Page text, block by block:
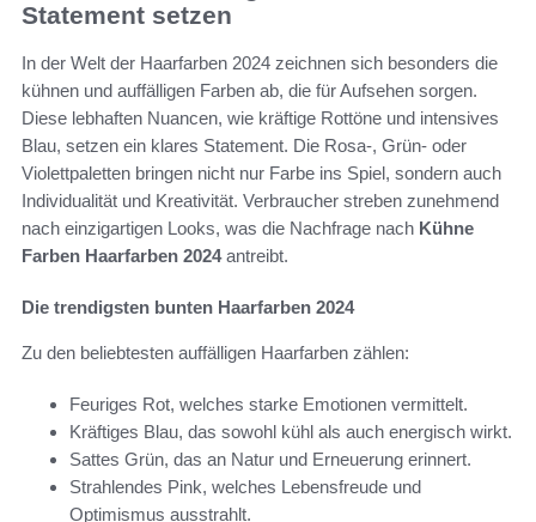
Statement setzen
In der Welt der Haarfarben 2024 zeichnen sich besonders die
kühnen und auffälligen Farben ab, die für Aufsehen sorgen.
Diese lebhaften Nuancen, wie kräftige Rottöne und intensives
Blau, setzen ein klares Statement. Die Rosa-, Grün- oder
Violettpaletten bringen nicht nur Farbe ins Spiel, sondern auch
Individualität und Kreativität. Verbraucher streben zunehmend
nach einzigartigen Looks, was die Nachfrage nach Kühne
Farben Haarfarben 2024antreibt.
Die trendigsten bunten Haarfarben 2024
Zu den beliebtesten auffälligen Haarfarben zählen:
Feuriges Rot, welches starke Emotionen vermittelt.
Kräftiges Blau, das sowohl kühl als auch energisch wirkt.
Sattes Grün, das an Natur und Erneuerung erinnert.
Strahlendes Pink, welches Lebensfreude und
Optimismus ausstrahlt.